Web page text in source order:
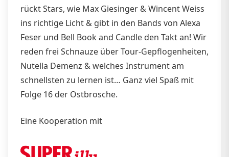
rückt Stars, wie Max Giesinger & Wincent Weiss
ins richtige Licht & gibt in den Bands von Alexa
Feser und Bell Book and Candle den Takt an! Wir
reden frei Schnauze über Tour-Gepflogenheiten,
Nutella Demenz & welches Instrument am
schnellsten zu lernen ist… Ganz viel Spaß mit
Folge 16 der Ostbrosche.
Eine Kooperation mit